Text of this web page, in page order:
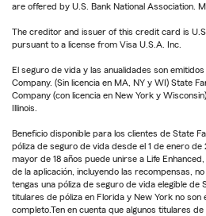
are offered by U.S. Bank National Association.
The creditor and issuer of this credit card is
pursuant to a license from Visa U.S.A. Inc.
El seguro de vida y las anualidades son
Company. (Sin licencia en MA, NY y WI) State
Company (con licencia en New York y
Illinois.
Beneficio disponible para los clientes de State
póliza de seguro de vida desde el 1 de enero
mayor de 18 años puede unirse a Life
de la aplicación, incluyendo las recompensas,
tengas una póliza de seguro de vida elegible de
titulares de póliza en Florida y New York no son
completo.Ten en cuenta que algunos titulares